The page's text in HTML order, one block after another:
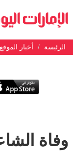
الرئيسة أخبار الموقع
وفاة